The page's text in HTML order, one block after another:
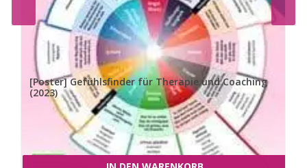
[Poster] Gefühlsfinder für Therapie und Coaching
(2023)
15,00